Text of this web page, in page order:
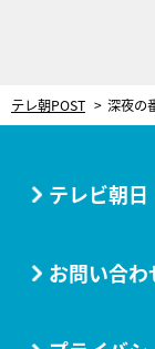
テレ朝POST 深夜の
テレビ朝日
お問い合わ